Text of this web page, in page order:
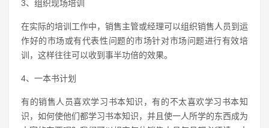
3、组织现场培训
在实际的培训工作中，销售主管或经理可以组织销售人员到运
作好的市场或有代表性问题的市场针对市场问题进行有效培
训，这样往往可以收到事半功倍的效果。
4、一本书计划
有的销售人员喜欢学习书本知识，有的不太喜欢学习书本知
识，如何使他们都学习书本知识，并且使一人所学的东西成为